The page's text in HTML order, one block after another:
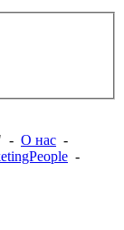
- О нас -
-